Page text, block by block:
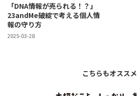
「DNA情報が売られる！？」
23andMe破綻で考える個人情
報の守り方
2025-03-28
こちらもオススメ